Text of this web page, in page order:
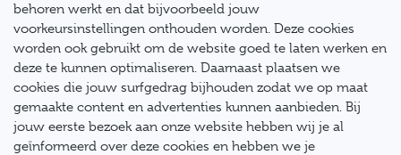
behoren werkt en dat bijvoorbeeld jouw
voorkeursinstellingen onthouden worden. Deze cookies
worden ook gebruikt om de website goed te laten werken en
deze te kunnen optimaliseren. Daarnaast plaatsen we
cookies die jouw surfgedrag bijhouden zodat we op maat
gemaakte content en advertenties kunnen aanbieden. Bij
jouw eerste bezoek aan onze website hebben wij je al
geïnformeerd over deze cookies en hebben we je